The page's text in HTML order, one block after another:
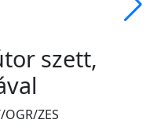
szett,
ZES